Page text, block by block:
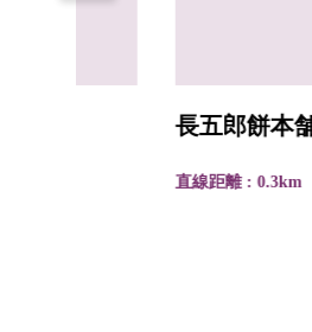
長五郎餅本舗
直線距離 : 0.3km